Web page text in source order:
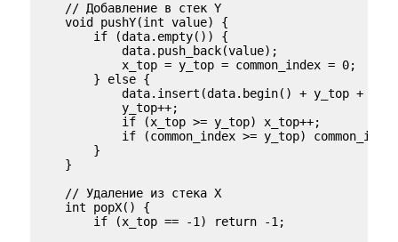
    // Добавление в стек Y
    void pushY(int value) {
        if (data.empty()) {
            data.push_back(value);
            x_top = y_top = common_index = 0;
        } else {
data.insert(data.begin() + y_top + 1,
            y_top++;
            if (x_top >= y_top) x_top++;
if (common_index >= y_top)
        }
    }
    // Удаление из стека X
    int popX() {
        if (x_top == -1) return -1;